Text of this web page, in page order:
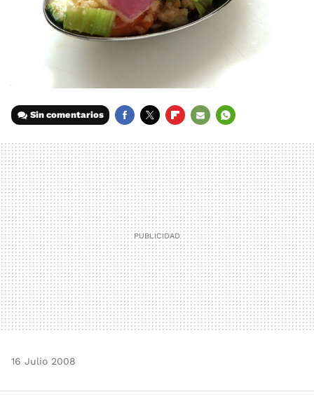
Sin comentarios
MAIL
16 Julio 2008